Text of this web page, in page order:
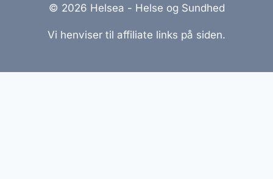
© 2026 Helsea - Helse og Sundhed
Vi henviser til affiliate links på siden.